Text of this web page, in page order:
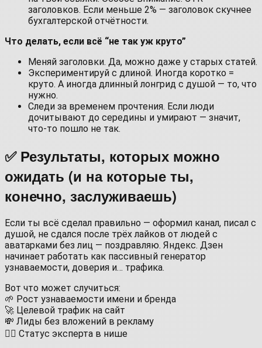
заголовков. Если меньше 2% — заголовок скучнее
бухгалтерской отчётности.
Что делать, если всё “не так уж круто”
Меняй заголовки. Да, можно даже у старых статей.
Экспериментируй с длиной. Иногда коротко =
круто. А иногда длинный лонгрид с душой — то, что
нужно.
Следи за временем прочтения. Если люди
дочитывают до середины и умирают — значит,
что-то пошло не так.
✅ Результаты, которых можно
ожидать (и на которые ты,
конечно, заслуживаешь)
Если ты всё сделал правильно — оформил канал, писал с
душой, не сдался после трёх лайков от людей с
аватарками без лиц — поздравляю. Яндекс. Дзен
начинает работать как пассивный генератор
узнаваемости, доверия и… трафика.
Вот что может случиться:
🌱 Рост узнаваемости имени и бренда
🚀 Целевой трафик на сайт
💸 Лиды без вложений в рекламу
🧙‍♀️ Статус эксперта в нише